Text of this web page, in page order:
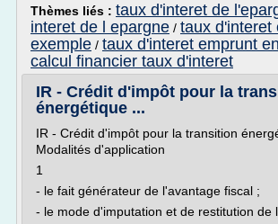
Thèmes liés : taux d'interet de
interet de l epargne / taux d'interet
exemple / taux d'interet emprunt
calcul financier taux d'interet
IR - Crédit d'impôt pour la
énergétique ...
IR - Crédit d'impôt pour la transition
Modalités d'application
1
- le fait générateur de l'avantage fiscal ;
- le mode d'imputation et de restitution de